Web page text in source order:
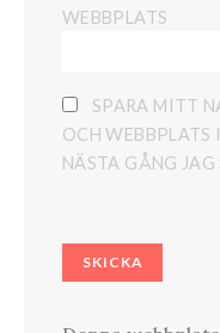
WEBBPLATS
SPARA MITT
OCH WEBBPLATS
NÄSTA GÅNG JAG